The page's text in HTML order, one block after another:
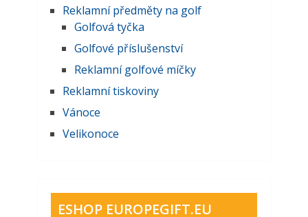
Reklamní předměty na golf
Golfová tyčka
Golfové příslušenství
Reklamní golfové míčky
Reklamní tiskoviny
Vánoce
Velikonoce
ESHOP EUROPEGIFT.EU